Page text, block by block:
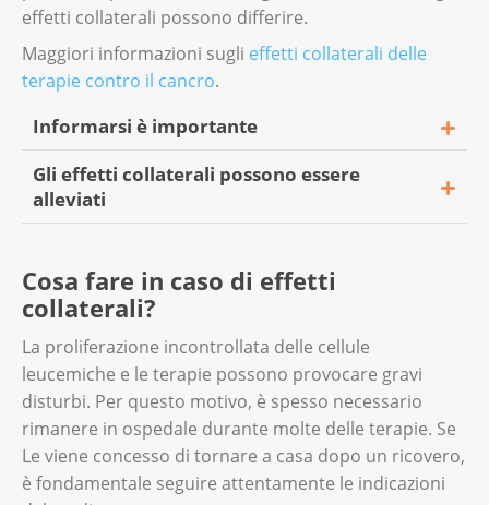
effetti collaterali possono differire.
Maggiori informazioni sugli effetti collaterali delle
terapie contro il cancro.
Informarsi è importante
In ospedale, riceverà un foglietto informativo
sulla terapia e sugli effetti collaterali. Il
chiare, chieda chiarimenti. Se non ha
ricevuto alcun foglietto informativo, ne faccia
esplicita richiesta.
Gli effetti collaterali possono essere
alleviati
trattati. Alcuni disturbi, come dolori e
nausea, sono comuni e prevedibili. Prima
della terapia, riceverà farmaci per alleviarli.
Se avverte disturbi o difficoltà nella vita
quotidiana, informi il suo team di cura. Così
potranno adottare rapidamente le misure
necessarie.
Maggiori informazioni suidolori dovuti al
Cosa fare in caso di effetti
collaterali?
La proliferazione incontrollata delle cellule
leucemiche e le terapie possono provocare gravi
disturbi. Per questo motivo, è spesso necessario
rimanere in ospedale durante molte delle terapie. Se
Le viene concesso di tornare a casa dopo un ricovero,
è fondamentale seguire attentamente le indicazioni